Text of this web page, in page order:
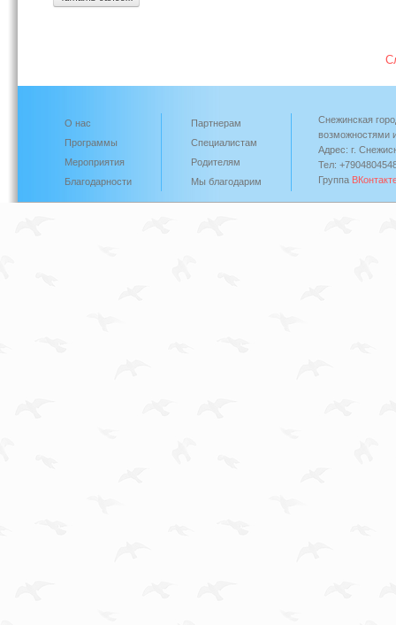
О нас
Программы
Мероприятия
Благодарности
Партнерам
Специалистам
Родителям
Мы благодарим
Снежинская
возможностями
Адрес: г.
Тел:
Группа